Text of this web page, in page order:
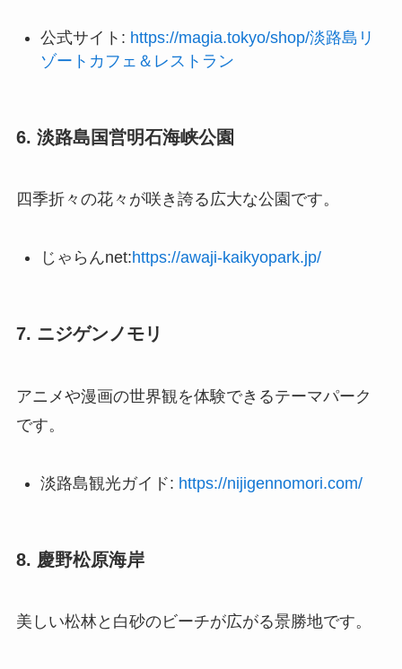
公式サイト: https://magia.tokyo/shop/淡路島リ
ゾートカフェ＆レストラン
6. 淡路島国営明石海峡公園
四季折々の花々が咲き誇る広大な公園です。
じゃらんnet:https://awaji-kaikyopark.jp/
7. ニジゲンノモリ
アニメや漫画の世界観を体験できるテーマパーク
です。
淡路島観光ガイド: https://nijigennomori.com/
8. 慶野松原海岸
美しい松林と白砂のビーチが広がる景勝地です。